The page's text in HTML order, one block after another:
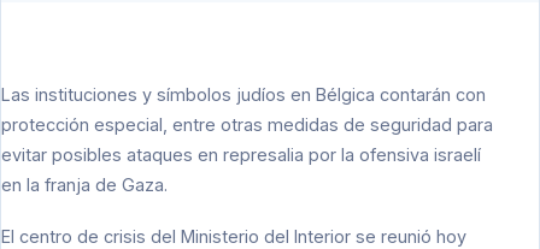
Las instituciones y símbolos judíos en Bélgica contarán con
protección especial, entre otras medidas de seguridad para
evitar posibles ataques en represalia por la ofensiva israelí
en la franja de Gaza.
El centro de crisis del Ministerio del Interior se reunió hoy